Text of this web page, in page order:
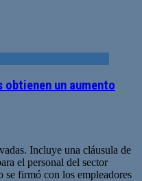
obtienen un aumento
Incluye una cláusula de
el personal del sector
firmó con los empleadores